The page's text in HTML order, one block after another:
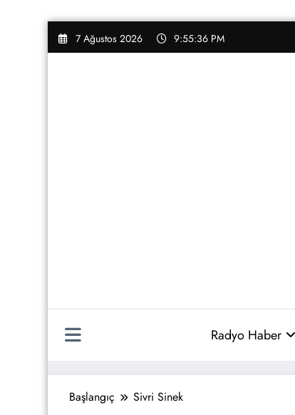
İçeriğe
atla
7 Ağustos 2026 9:55:36 PM
Radyo Haber
Başlangıç Sivri Sinek